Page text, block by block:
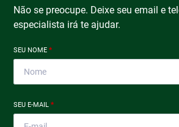
Não se preocupe. Deixe seu email e
especialista irá te ajudar.
SEU NOME*
SEU E-MAIL*